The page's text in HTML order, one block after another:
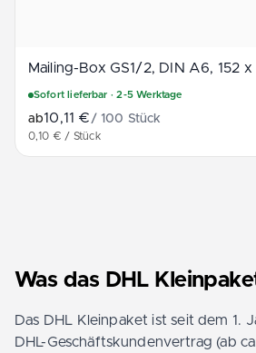
Mailing-Box G­S1­/2­, D­IN A6­, 152
Sofort lieferbar · 2-5 Werktage
ab10,11 € / 100 Stück
0,10 € / Stück
Was das DHL
Das DHL Kleinpaket ist seit dem 1.
DHL-Geschäftskundenvertrag (ab